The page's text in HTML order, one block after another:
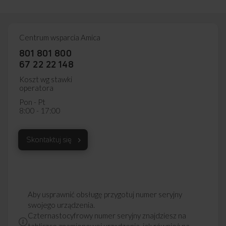
Centrum wsparcia Amica
801 801 800
67 22 22 148
Koszt wg stawki
operatora
Pon - Pt
8:00 - 17:00
Skontaktuj się
Aby usprawnić obsługę przygotuj numer seryjny
swojego urządzenia.
Czternastocyfrowy numer seryjny znajdziesz na